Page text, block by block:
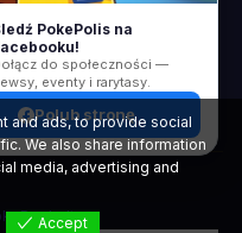
Popkultura
PokePolis na
do społeczności —
eventy i rarytasy.
Polub stronę
and ads, to provide social
We also share information
media, advertising and
Accept